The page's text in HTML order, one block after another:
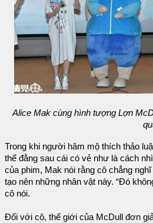
Alice Mak cùng hình tượng Lợn
Trong khi người hâm mộ thích thảo
thể đằng sau cái có vẻ như là cách
của phim, Mak nói rằng cô chẳng
tạo nên những nhân vật này. “Đó
cô nói.
Đối với cô, thế giới của McDull đơn